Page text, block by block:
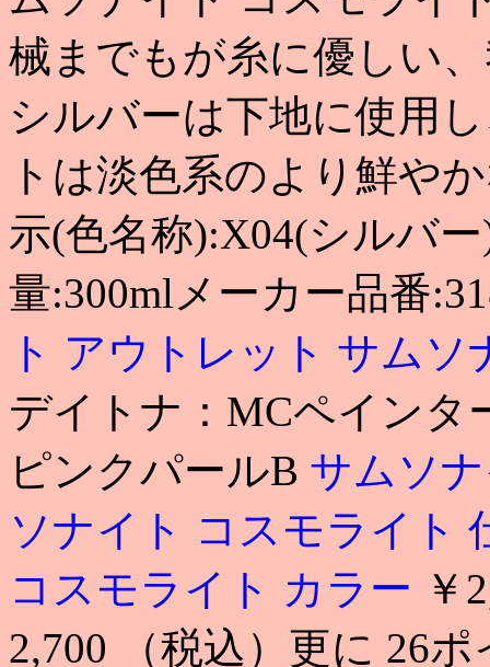
械までもが糸に優しい
シルバーは下地に使用
トは淡色系のより鮮や
示(色名称):X04(シルバ
量:300mlメーカー品番
ト アウトレット サムソ
デイトナ：MCペインタ
ピンクパールB サムソ
ソナイト コスモライト
コスモライト カラー ￥
2,700 （税込）更に 26